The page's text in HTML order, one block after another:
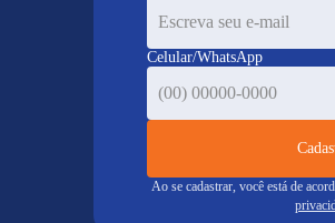
Celular/WhatsApp
Ao se cadastrar, você está de